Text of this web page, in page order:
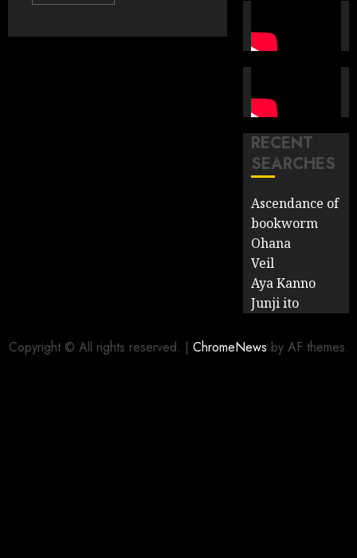
RECENT
SEARCHES
Ascendance of
bookworm
Ohana
Veil
Aya Kanno
Junji ito
Copyright © All rights reserved. | ChromeNews by AF themes.